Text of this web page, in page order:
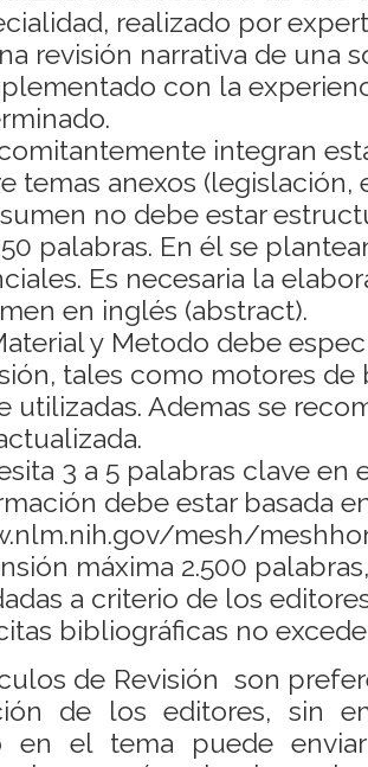
realizado por
revisión narrativa de una
con la
integran
temas anexos (legislación,
no debe estar
palabras. En él se
Es necesaria la
en inglés (abstract).
y Metodo debe
tales como motores de
utilizadas. Ademas se
3 a 5 palabras clave en
debe estar basada
mesh/
máxima 2.500
a criterio de los
bibliográficas no
de Revisión son
de los editores, sin
en el tema puede